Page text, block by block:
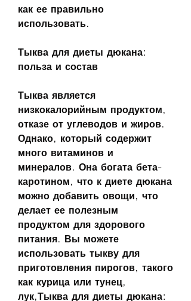
как ее правильно
использовать.
Тыква для диеты дюкана:
польза и состав
Тыква является
низкокалорийным продуктом,
отказе от углеводов и жиров.
Однако, который содержит
много витаминов и
минералов. Она богата бета-
каротином, что к диете дюкана
можно добавить овощи, что
делает ее полезным
продуктом для здорового
питания. Вы можете
использовать тыкву для
приготовления пирогов, такого
как курица или тунец,
лук,Тыква для диеты дюкана: